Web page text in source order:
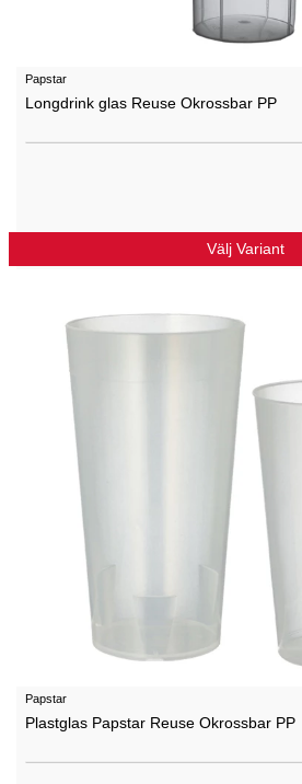
Papstar
Longdrink glas Reuse Okrossbar PP
Välj Variant
Papstar
Plastglas Papstar Reuse Okrossbar PP